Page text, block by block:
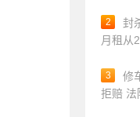
2
封
月租从
3
修
拒赔 法